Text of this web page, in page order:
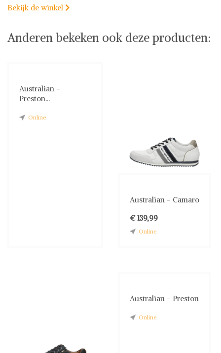
Bekijk de winkel 
Anderen bekeken ook deze producten:
Australian -
Preston...
Online
Australian - Camaro
€ 139,99
Online
Australian - Preston
Online